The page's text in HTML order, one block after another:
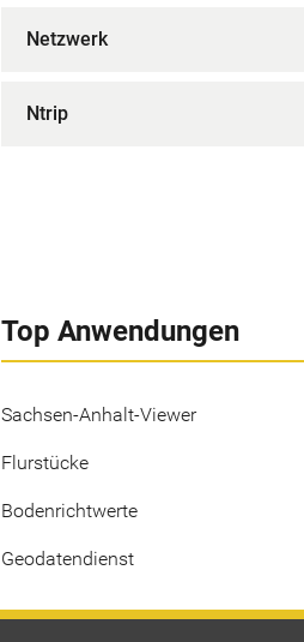
Netzwerk
Ntrip
Top Anwendungen
Sachsen-Anhalt-Viewer
Flurstücke
Bodenrichtwerte
Geodatendienst